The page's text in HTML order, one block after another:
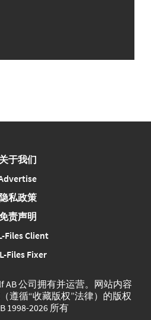
关于我们
私政策
责声明
Files Client
Files Fixer
AB 公司拥有并运营。网站内容
遵循“收藏版权”法律）的版权
1998-2026 所有